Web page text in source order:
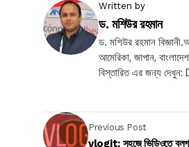
Written by
ড. মশিউর রহমান
ড. মশিউর রহমান
আমেরিকা, জাপান,
বিস্তারিত এর জন্য
Previous Post
vlogit: সহজে ভিডিওতে